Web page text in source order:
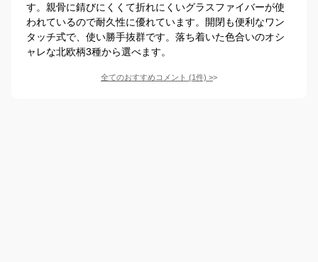
す。親骨に錆びにくくて折れにくいグラスファイバーが使
われているので耐久性に優れています。開閉も便利なワン
タッチ式で、使い勝手抜群です。落ち着いた色合いのオシ
ャレな北欧柄3種から選べます。
全てのおすすめコメント (1件) >